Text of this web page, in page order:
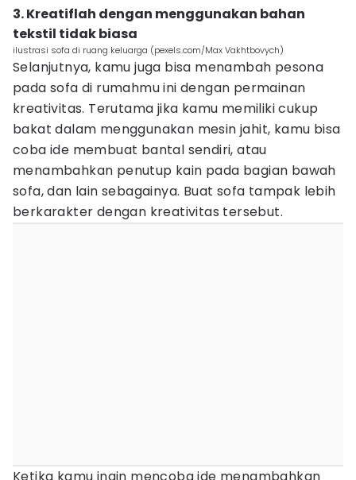
3. Kreatiflah dengan menggunakan bahan
tekstil tidak biasa
ilustrasi sofa di ruang keluarga (pexels.com/Max Vakhtbovych)
Selanjutnya, kamu juga bisa menambah pesona
pada sofa di rumahmu ini dengan permainan
kreativitas. Terutama jika kamu memiliki cukup
bakat dalam menggunakan mesin jahit, kamu bisa
coba ide membuat bantal sendiri, atau
menambahkan penutup kain pada bagian bawah
sofa, dan lain sebagainya. Buat sofa tampak lebih
berkarakter dengan kreativitas tersebut.